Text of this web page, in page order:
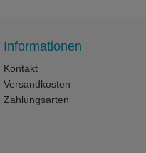
Informationen
Kontakt
Versandkosten
Zahlungsarten